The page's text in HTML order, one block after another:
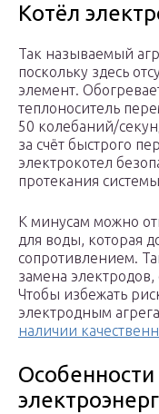
Котёл
Так называемый
поскольку здесь
элемент.
теплоноситель
50 колебаний/
за счёт быстрого
электрокотел
протекания
К минусам можно
для воды, которая
сопротивлением.
замена
Чтобы избежать
электродным
наличии